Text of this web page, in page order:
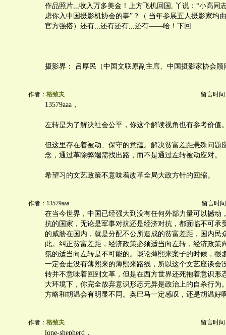
作品照片,,,收入万多美金！上方飞机回国, 丫说：“小高同
虑你入中国摄影机协会的事”？（ 当年参展五人摄影家均
官方强搭）还有,,,还有还有,,,还有——哈！下回.
摄影界： 吕厚民（中国文联原副主席、中国摄影家协会顾
作者： 格致夫 留言时间
13579aaa，
左转是为了解决社会公平，你这个解读视角也有参考价值
但这里存在着被动、保守的意蕴。解决贫富差距悬殊问题
念，通过革除弊端需找出路，而不是通过左转被动应对。
希望习的文艺政策不意味着改革全局大政方针的回缩。
作者：13579aaa 留言时
在当今世界，中国已经强大到没有任何外部力量可以撼动
抗的国家，无论是军事对抗还是经济对抗，都面临不可承
的威胁在国内，就是分配不公所造成的贫富差距，国内民
此。纠正贫富差距，经济政策必须适当向左转，经济政策
氛的适当向左转是不可能的。谈论薄熙来案子的时候，很
一定会走没有薄熙来的薄熙来路线，所以这个文艺座谈会
转并不意味着回到文革，但是在西方世界还死抱着意识形
大环境下，你完全放弃意识形态无异是政治上的自杀行为
方略和胡温会有明显不同。奥巴马一定感叹，还是胡温好
作者： 格致夫 留言时间
lone-shepherd，